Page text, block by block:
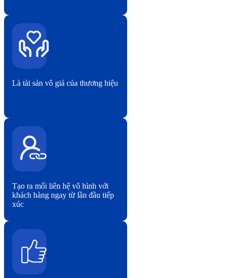
Là tài sản vô giá của thương hiệu
Tạo ra mối liên hệ vô hình với
khách hàng ngay từ lần đầu tiếp
xúc